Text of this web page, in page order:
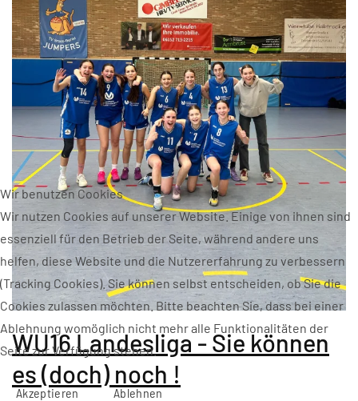
WU16 Landesliga - Sie können
es (doch) noch !
Wir benutzen Cookies
Wir nutzen Cookies auf unserer Website. Einige von ihnen sind
essenziell für den Betrieb der Seite, während andere uns
helfen, diese Website und die Nutzererfahrung zu verbessern
(Tracking Cookies). Sie können selbst entscheiden, ob Sie die
Cookies zulassen möchten. Bitte beachten Sie, dass bei einer
Ablehnung womöglich nicht mehr alle Funktionalitäten der
Seite zur Verfügung stehen.
Akzeptieren
Ablehnen